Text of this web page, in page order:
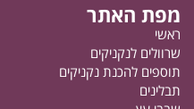
מפת האתר
ראשי
שרוולים לנקניקים
תוספים להכנת נקניקים
תבלינים